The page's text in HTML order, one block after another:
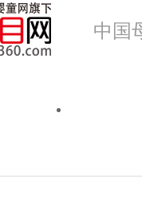
中国